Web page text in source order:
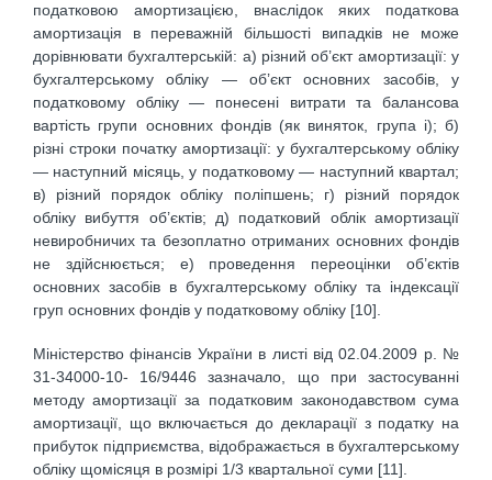
податковою амортизацією, внаслідок яких податкова
амортизація в переважній більшості випадків не може
дорівнювати бухгалтерській: а) різний об’єкт амортизації: у
бухгалтерському обліку — об’єкт основних засобів, у
податковому обліку — понесені витрати та балансова
вартість групи основних фондів (як виняток, група і); б)
різні строки початку амортизації: у бухгалтерському обліку
— наступний місяць, у податковому — наступний квартал;
в) різний порядок обліку поліпшень; г) різний порядок
обліку вибуття об’єктів; д) податковий облік амортизації
невиробничих та безоплатно отриманих основних фондів
не здійснюється; е) проведення переоцінки об’єктів
основних засобів в бухгалтерському обліку та індексації
груп основних фондів у податковому обліку [10].
Міністерство фінансів України в листі від 02.04.2009 р. №
31-34000-10- 16/9446 зазначало, що при застосуванні
методу амортизації за податковим законодавством сума
амортизації, що включається до декларації з податку на
прибуток підприємства, відображається в бухгалтерському
обліку щомісяця в розмірі 1/3 квартальної суми [11].